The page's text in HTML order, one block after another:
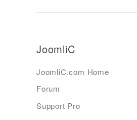
JoomliC
JoomliC.com Home
Forum
Support Pro